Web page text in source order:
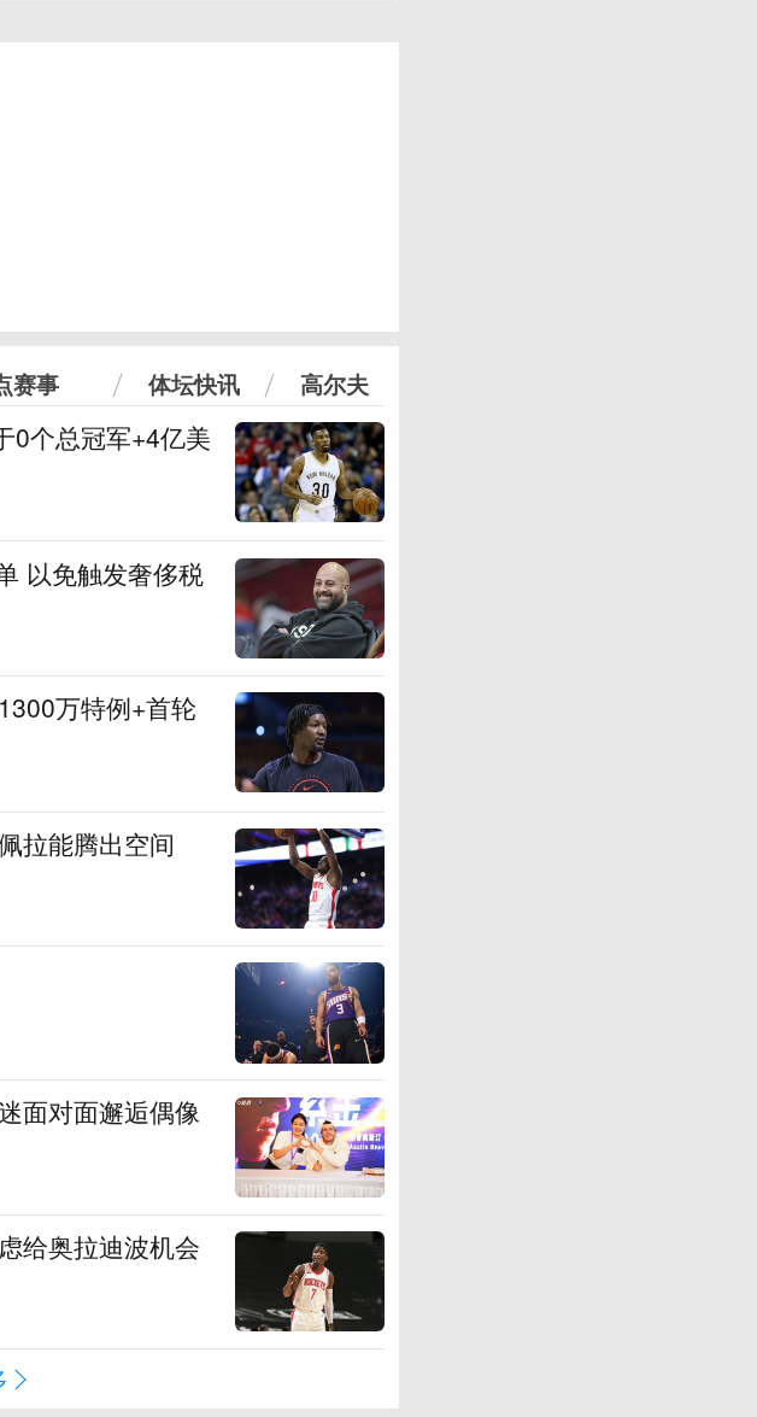
赛事 体坛快讯 高尔夫
0个总冠军+4亿美
以免触发奢侈税
万特例+首轮
拉能腾出空间
面对面邂逅偶像
给奥拉迪波机会